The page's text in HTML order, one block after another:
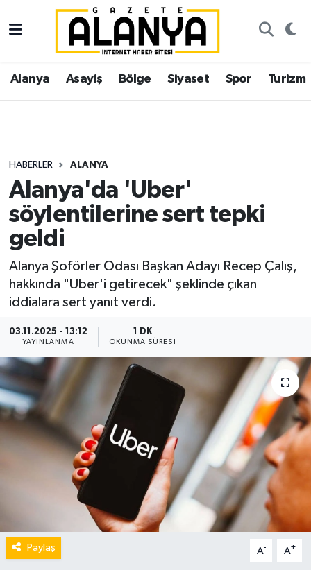
Alanya Asayiş Bölge Siyaset Spor Turizm
HABERLER ALANYA
Alanya'da 'Uber'
söylentilerine sert tepki
geldi
Alanya Şoförler Odası Başkan Adayı Recep Çalış,
hakkında "Uber'i getirecek" şeklinde çıkan
iddialara sert yanıt verdi.
03.11.2025 - 13:12
YAYINLANMA
1 DK
OKUNMA SÜRESI
Paylaş A- A+
Alanya
Asayiş
Siyaset
Spor
Turizm
Ekonomi
Gazipaşa
İstanbul Nöbetçi Eczaneler
İstanbul Hava Durumu
Süper Lig Puan Durumu ve Fikstür
Tüm Manşetler
Son Dakika Haberleri
Haber Arşivi